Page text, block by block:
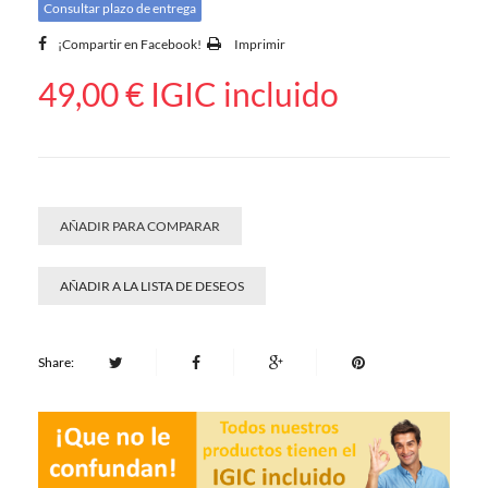
Consultar plazo de entrega
¡Compartir en Facebook! Imprimir
49,00 € IGIC incluido
AÑADIR PARA COMPARAR
AÑADIR A LA LISTA DE DESEOS
Share: